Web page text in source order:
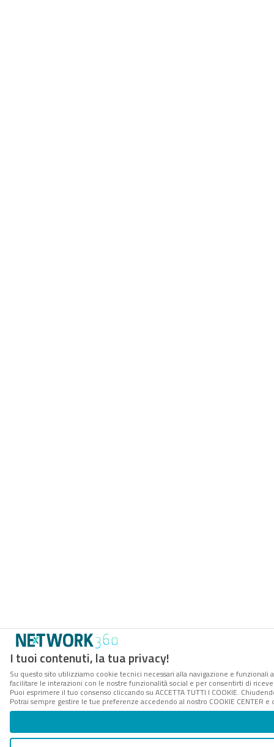
I tuoi contenuti, la tua privacy!
Su questo sito utilizziamo cookie tecnici necessari alla navigazione e
facilitare le interazioni con le nostre funzionalità social e per consentirti di
Puoi esprimere il tuo consenso cliccando su ACCETTA TUTTI I COOKIE.
Potrai sempre gestire le tue preferenze accedendo al nostro COOKIE